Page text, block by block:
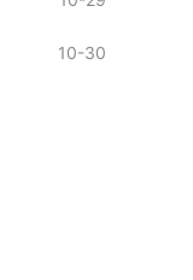
10-30